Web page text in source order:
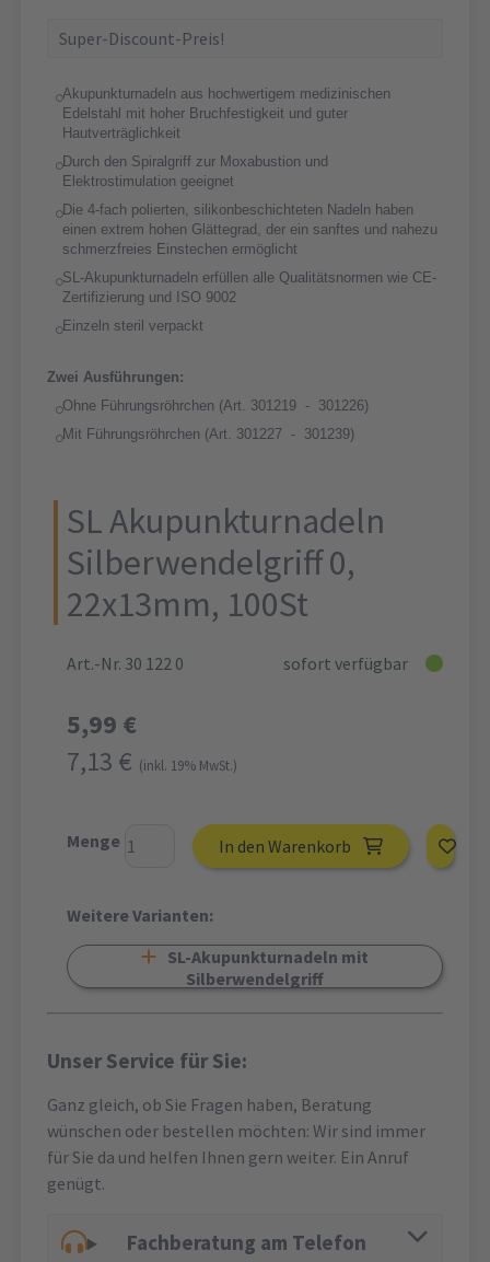
Super-Discount-Preis!
Akupunkturnadeln aus hochwertigem medizinischen
Edelstahl mit hoher Bruchfestigkeit und guter
Hautverträglichkeit
Durch den Spiralgriff zur Moxabustion und
Elektrostimulation geeignet
Die 4-fach polierten, silikonbeschichteten Nadeln haben
einen extrem hohen Glättegrad, der ein sanftes und nahezu
schmerzfreies Einstechen ermöglicht
SL-Akupunkturnadeln erfüllen alle Qualitätsnormen wie CE-
Zertifizierung und ISO 9002
Einzeln steril verpackt
Zwei Ausführungen:
Ohne Führungsröhrchen (Art. 301219 - 301226)
Mit Führungsröhrchen (Art. 301227 - 301239)
SL Akupunkturnadeln
Silberwendelgriff 0,
22x13mm, 100St
Art.-Nr. 30 122 0 sofort verfügbar
5,99 €
7,13 € (inkl. 19% MwSt.)
Menge In den Warenkorb
Weitere Varianten:
SL-Akupunkturnadeln mit
Silberwendelgriff
Unser Service für Sie:
Ganz gleich, ob Sie Fragen haben, Beratung
wünschen oder bestellen möchten: Wir sind immer
für Sie da und helfen Ihnen gern weiter. Ein Anruf
genügt.
Fachberatung am Telefon